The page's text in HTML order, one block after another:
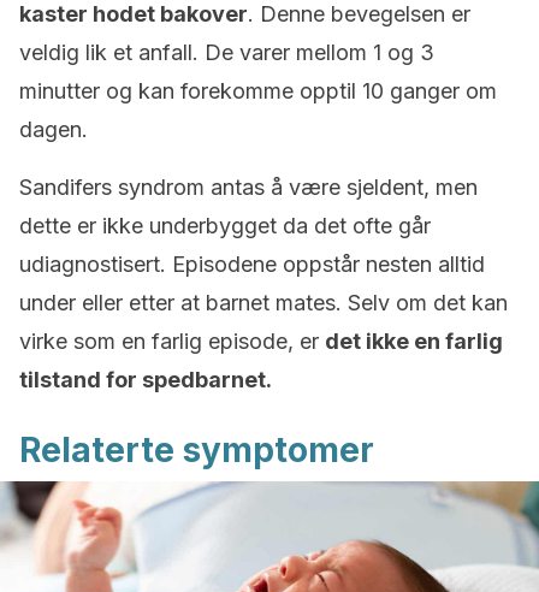
kaster hodet bakover. Denne bevegelsen er
veldig lik et anfall. De varer mellom 1 og 3
minutter og kan forekomme opptil 10 ganger om
dagen.
Sandifers syndrom antas å være sjeldent, men
dette er ikke underbygget da det ofte går
udiagnostisert. Episodene oppstår nesten alltid
under eller etter at barnet mates. Selv om det kan
virke som en farlig episode, er det ikke en farlig
tilstand for spedbarnet.
Relaterte symptomer